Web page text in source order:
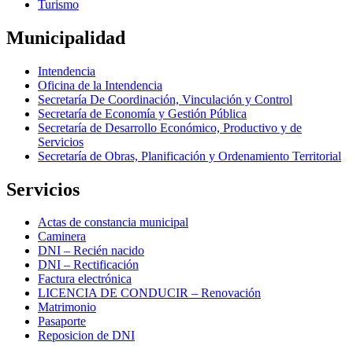
Turismo
Municipalidad
Intendencia
Oficina de la Intendencia
Secretaría De Coordinación, Vinculación y Control
Secretaría de Economía y Gestión Pública
Secretaría de Desarrollo Económico, Productivo y de
Servicios
Secretaría de Obras, Planificación y Ordenamiento Territorial
Servicios
Actas de constancia municipal
Caminera
DNI – Recién nacido
DNI – Rectificación
Factura electrónica
LICENCIA DE CONDUCIR – Renovación
Matrimonio
Pasaporte
Reposicion de DNI